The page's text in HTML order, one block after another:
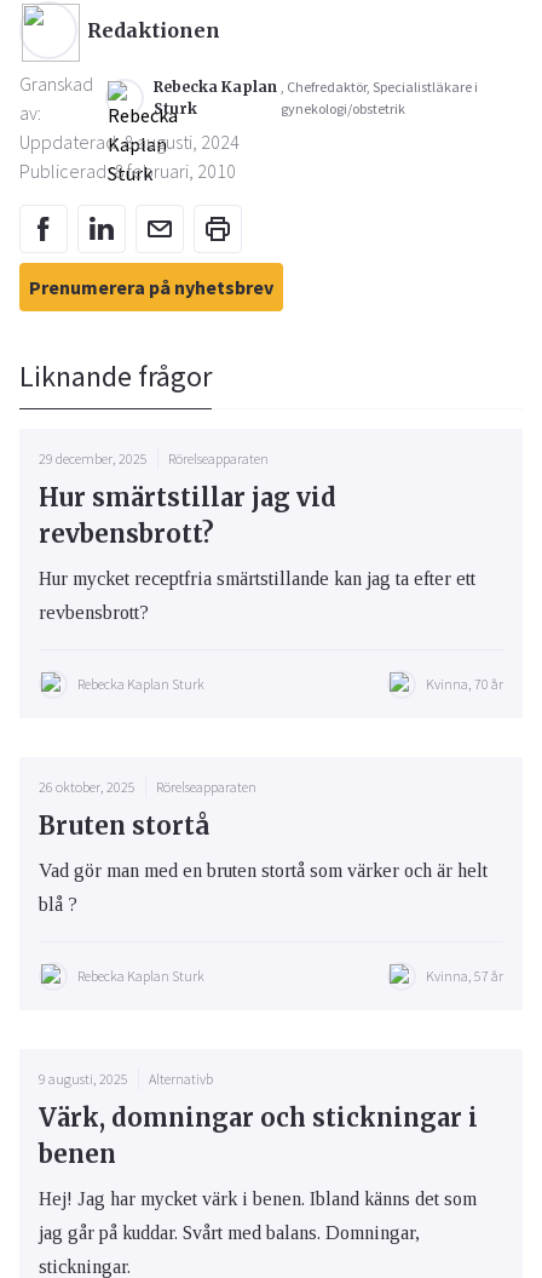
Redaktionen
Granskad
av:
Rebecka Kaplan
Sturk
, Chefredaktör, Specialistläkare i
gynekologi/obstetrik
Uppdaterad: 8 augusti, 2024
Publicerad: 8 februari, 2010
Prenumerera på nyhetsbrev
Liknande frågor
29 december, 2025 Rörelseapparaten
Hur smärtstillar jag vid
revbensbrott?
Hur mycket receptfria smärtstillande kan jag ta efter ett
revbensbrott?
Rebecka Kaplan Sturk Kvinna, 70 år
26 oktober, 2025 Rörelseapparaten
Bruten stortå
Vad gör man med en bruten stortå som värker och är helt
blå ?
Rebecka Kaplan Sturk Kvinna, 57 år
9 augusti, 2025 Alternativb
Värk, domningar och stickningar i
benen
Hej! Jag har mycket värk i benen. Ibland känns det som
jag går på kuddar. Svårt med balans. Domningar,
stickningar.